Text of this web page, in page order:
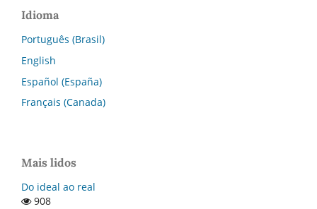
Idioma
Português (Brasil)
English
Español (España)
Français (Canada)
Mais lidos
Do ideal ao real
908